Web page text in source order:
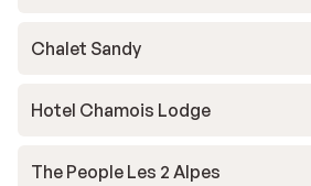
Chalet Sandy
Hotel Chamois Lodge
The People Les 2 Alpes